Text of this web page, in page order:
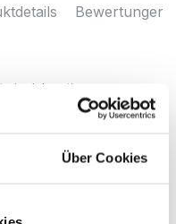
Über Cookies
Bewertungen
ein dekorativer
aus Polyester mit einem
Korbgeflecht gefertigt und
Jute
batteriebetriebene